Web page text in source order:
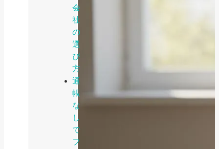
会
社
の
選
び
方
通
帳
な
し
で
フ